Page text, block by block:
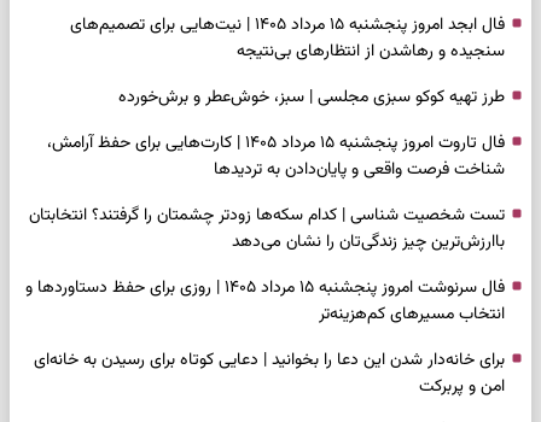
فال ابجد امروز پنجشنبه ۱۵ مرداد ۱۴۰۵ | نیت‌هایی برای تصمیم‌های
سنجیده و رهاشدن از انتظارهای بی‌نتیجه
طرز تهیه کوکو سبزی مجلسی | سبز، خوش‌عطر و برش‌خورده
فال تاروت امروز پنجشنبه ۱۵ مرداد ۱۴۰۵ | کارت‌هایی برای حفظ آرامش،
شناخت فرصت واقعی و پایان‌دادن به تردیدها
تست شخصیت شناسی | کدام سکه‌ها زودتر چشمتان را گرفتند؟ انتخابتان
باارزش‌ترین چیز زندگی‌تان را نشان می‌دهد
فال سرنوشت امروز پنجشنبه ۱۵ مرداد ۱۴۰۵ | روزی برای حفظ دستاوردها و
انتخاب مسیرهای کم‌هزینه‌تر
برای خانه‌دار شدن این دعا را بخوانید | دعایی کوتاه برای رسیدن به خانه‌ای
امن و پربرکت